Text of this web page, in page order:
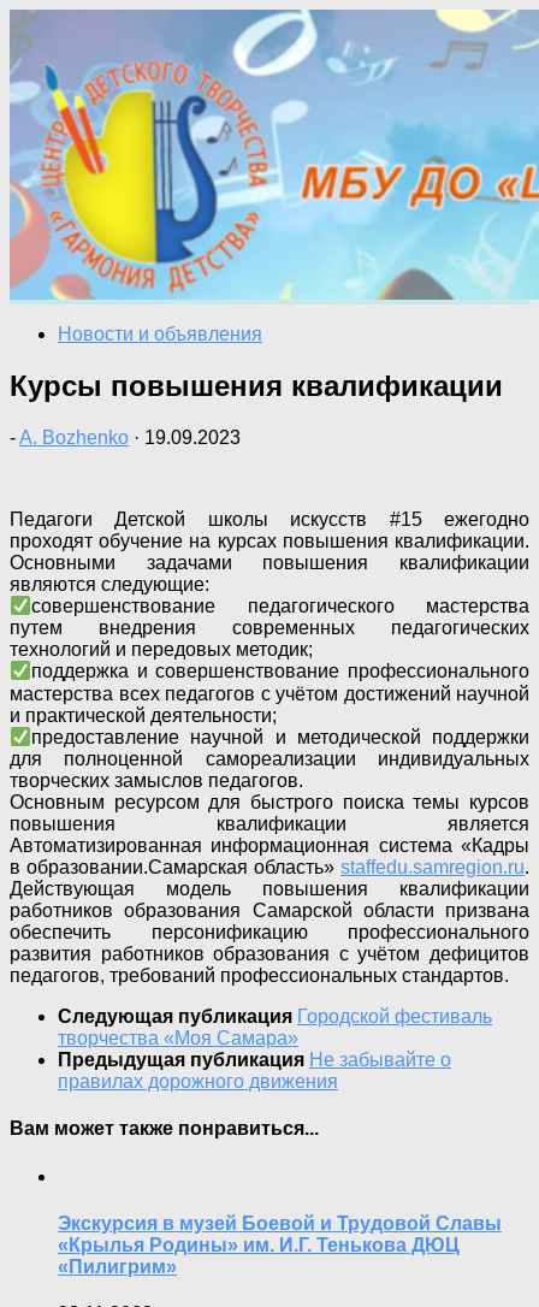
Перейти
к
содержимому
Новости и объявления
Курсы повышения квалификации
-A. Bozhenko · 19.09.2023
Педагоги Детской школы искусств #15 ежегодно
проходят обучение на курсах повышения квалификации.
Основными задачами повышения квалификации
являются следующие:
совершенствование педагогического мастерства
путем внедрения современных педагогических
технологий и передовых методик;
поддержка и совершенствование профессионального
мастерства всех педагогов с учётом достижений научной
и практической деятельности;
предоставление научной и методической поддержки
для полноценной самореализации индивидуальных
творческих замыслов педагогов.
Основным ресурсом для быстрого поиска темы курсов
повышения квалификации является
Автоматизированная информационная система «Кадры
в образовании.Самарская область» staffedu.samregion.ru.
Действующая модель повышения квалификации
работников образования Самарской области призвана
обеспечить персонификацию профессионального
развития работников образования с учётом дефицитов
педагогов, требований профессиональных стандартов.
Следующая публикация Городской фестиваль
творчества «Моя Самара»
Предыдущая публикация Не забывайте о
правилах дорожного движения
Вам может также понравиться...
Экскурсия в музей Боевой и Трудовой Славы
«Крылья Родины» им. И.Г. Тенькова ДЮЦ
«Пилигрим»